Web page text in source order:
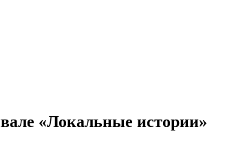
«Локальные истории»